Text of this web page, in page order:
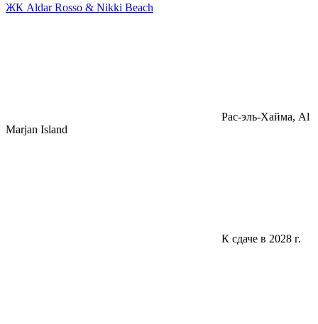
ЖК Aldar Rosso & Nikki Beach
Pac-эль-Хайма, Al
Marjan Island
К сдаче в 2028 г.